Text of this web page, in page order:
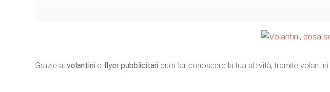
Grazie ai volantini o flyer pubblicitari puoi far conoscere la tua attività, tramite